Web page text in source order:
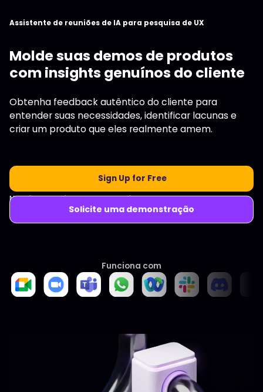
Assistente de reuniões de IA para pesquisa de UX
Molde suas demos de produtos
com insights genuínos do cliente
Obtenha feedback autêntico do cliente para
entender suas necessidades, identificar lacunas e
criar um produto que eles realmente amem.
Sign Up for Free
Não é necessário cartão de crédito.
Solicite uma demonstração
Funciona com